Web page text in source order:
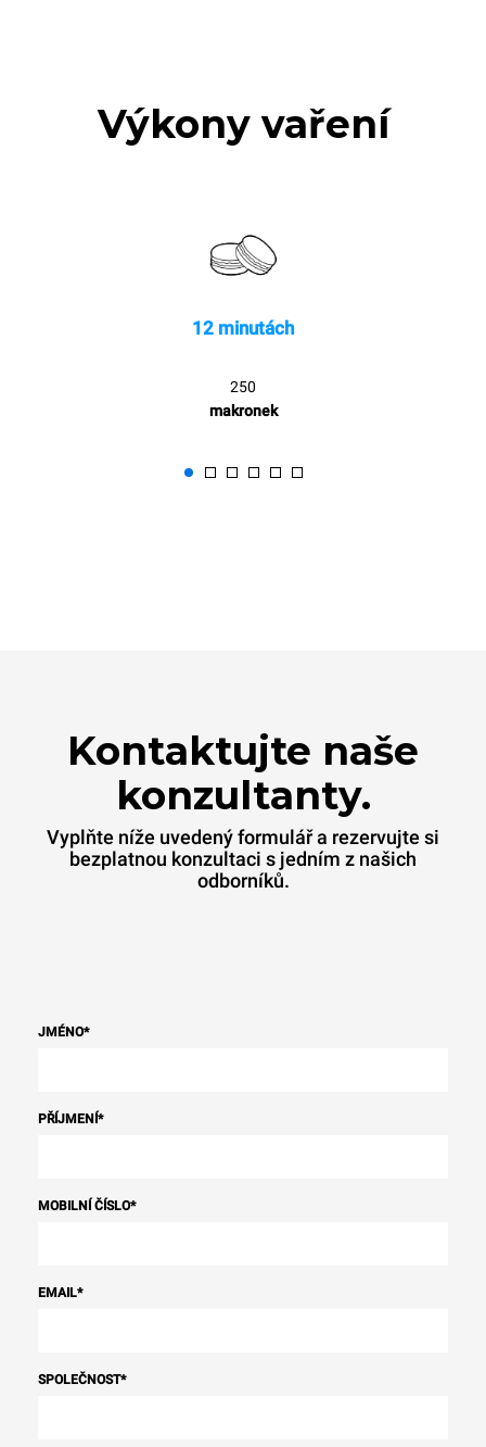
Výkony vaření
12 minutách
250
makronek
Kontaktujte naše
konzultanty.
Vyplňte níže uvedený formulář a rezervujte si
bezplatnou konzultaci s jedním z našich
odborníků.
JMÉNO*
PŘÍJMENÍ *
MOBILNÍ ČÍSLO*
EMAIL*
SPOLEČNOST*